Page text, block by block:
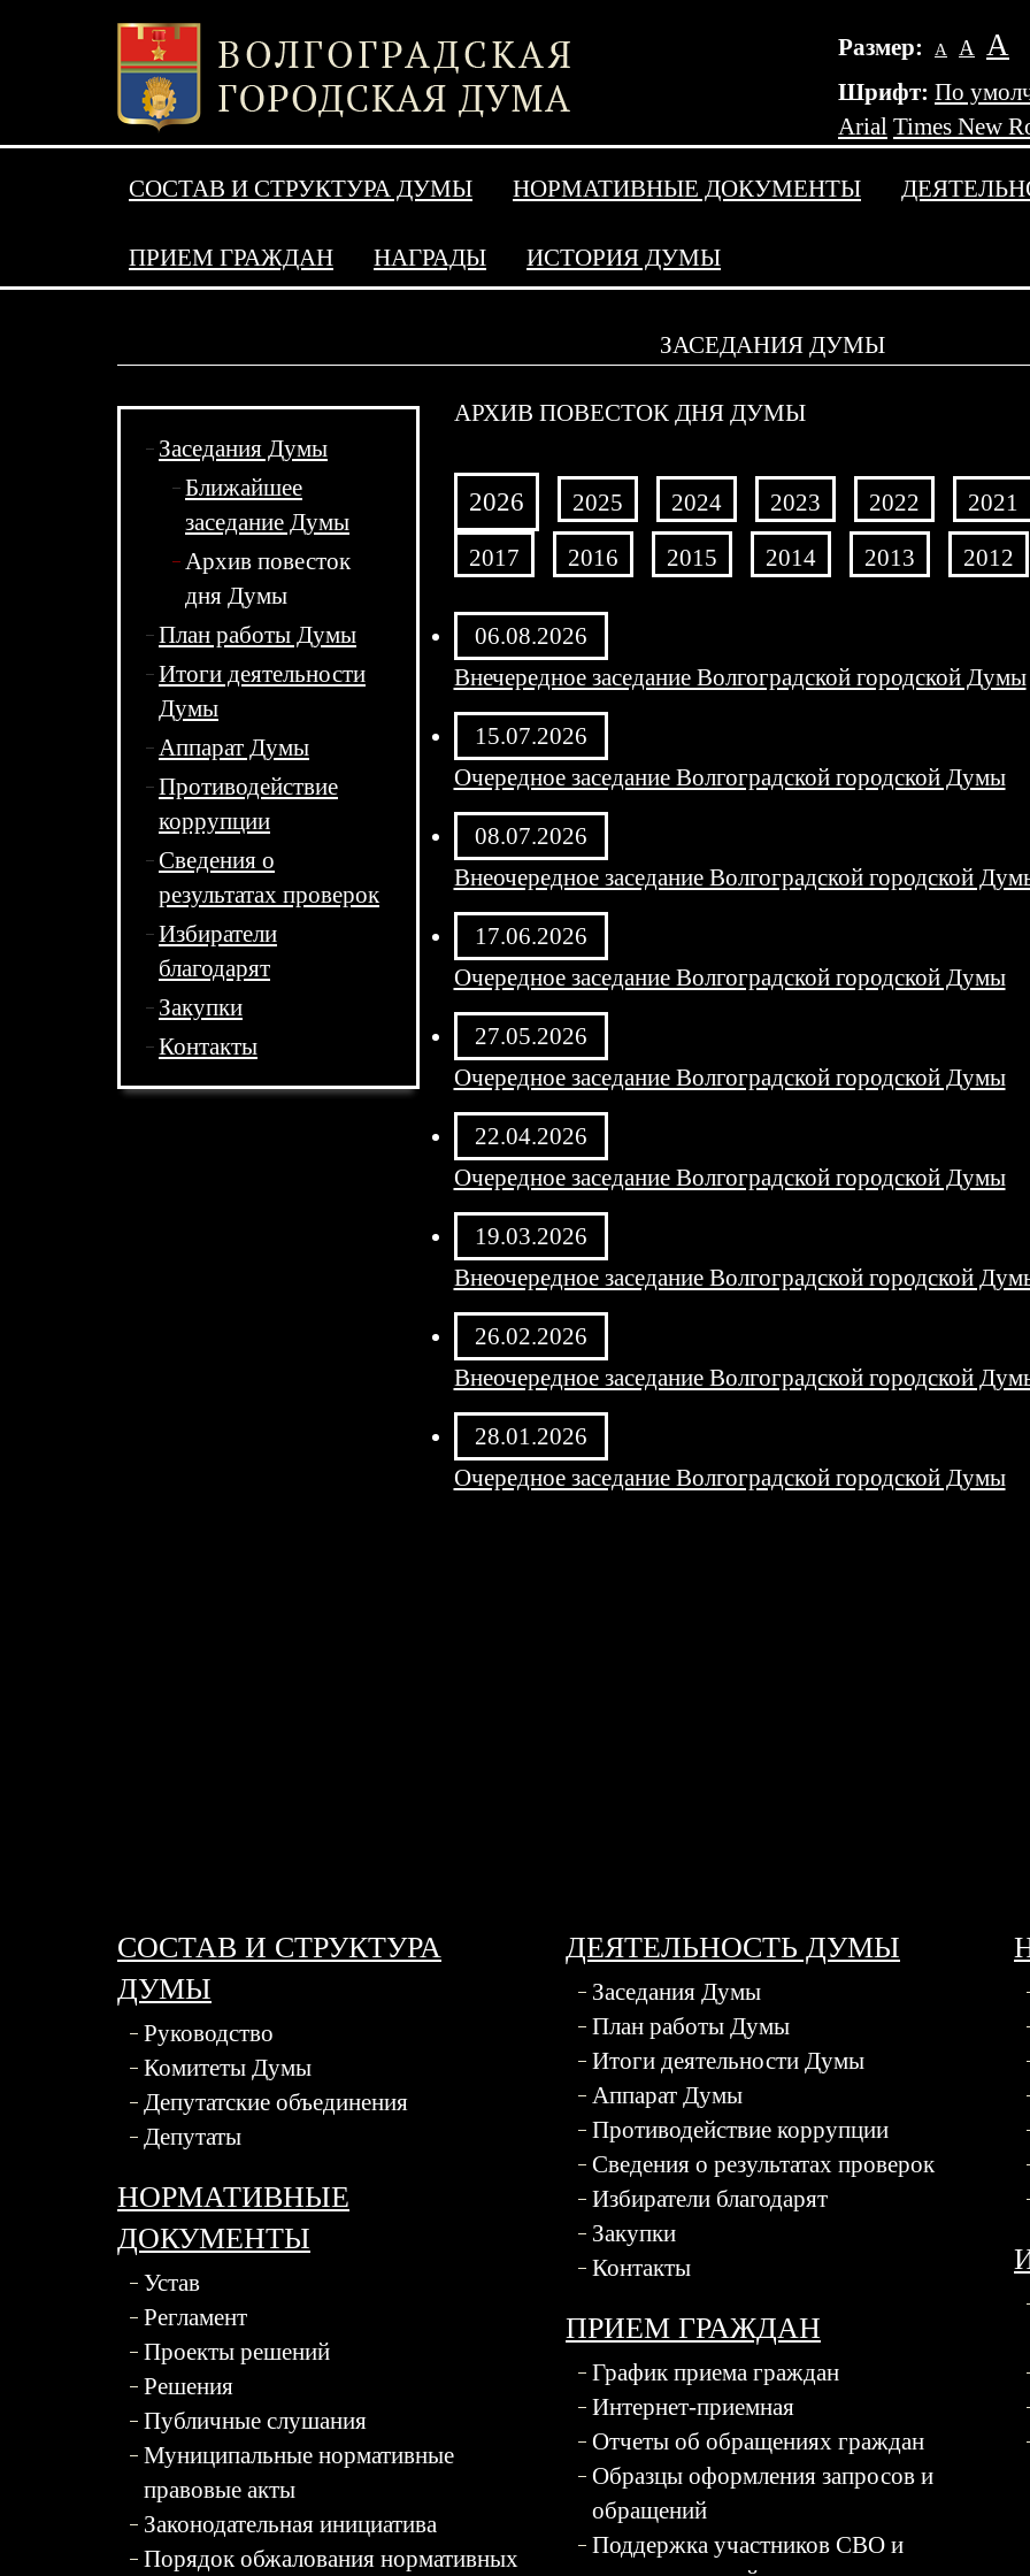
Размер: А А А
Шрифт: По
Arial Times New
СОСТАВ И СТРУКТУРА ДУМЫ НОРМАТИВНЫЕ ДОКУМЕНТЫ
ПРИЕМ ГРАЖДАН НАГРАДЫ ИСТОРИЯ ДУМЫ
ЗАСЕДАНИЯ ДУМЫ
Заседания Думы
Ближайшее
заседание Думы
Архив повесток
дня Думы
План работы Думы
Итоги деятельности
Думы
Аппарат Думы
Противодействие
коррупции
Сведения о
результатах проверок
Избиратели
благодарят
Закупки
Контакты
АРХИВ ПОВЕСТОК ДНЯ ДУМЫ
2026 2025 2024 2023 2022
2021
2017
2016 2015 2014 2013 2012
06.08.2026
Внечередное заседание Волгоградской городской Думы
15.07.2026
Очередное заседание Волгоградской городской Думы
08.07.2026
Внеочередное заседание Волгоградской городской
17.06.2026
Очередное заседание Волгоградской городской Думы
27.05.2026
Очередное заседание Волгоградской городской Думы
22.04.2026
Очередное заседание Волгоградской городской Думы
19.03.2026
Внеочередное заседание Волгоградской городской
26.02.2026
Внеочередное заседание Волгоградской городской
28.01.2026
Очередное заседание Волгоградской городской Думы
СОСТАВ И СТРУКТУРА
ДУМЫ
Руководство
Комитеты Думы
Депутатские объединения
Депутаты
НОРМАТИВНЫЕ
ДОКУМЕНТЫ
Устав
Регламент
Проекты решений
Решения
Публичные слушания
Муниципальные нормативные
правовые акты
Законодательная инициатива
Порядок обжалования нормативных
ДЕЯТЕЛЬНОСТЬ ДУМЫ
Заседания Думы
План работы Думы
Итоги деятельности Думы
Аппарат Думы
Противодействие коррупции
Сведения о результатах проверок
Избиратели благодарят
Закупки
Контакты
ПРИЕМ ГРАЖДАН
График приема граждан
Интернет-приемная
Отчеты об обращениях граждан
Образцы оформления запросов и
обращений
Поддержка участников СВО и